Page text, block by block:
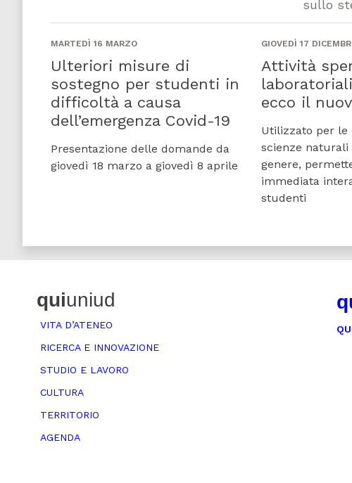
sullo
MARTEDÌ 16 MARZO
Ulteriori misure di
sostegno per studenti in
difficoltà a causa
dell’emergenza Covid-19
Presentazione delle domande da
giovedì 18 marzo a giovedì 8 aprile
GIOVEDÌ 17
Attività
ecco il
Utilizzato per le
scienze
genere,
immediata
studenti
quiuniud
VITA D’ATENEO
RICERCA E INNOVAZIONE
STUDIO E LAVORO
CULTURA
TERRITORIO
AGENDA